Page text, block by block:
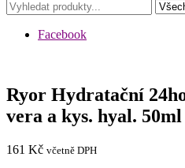
Facebook
Ryor Hydratační
vera a kys. hyal. 50ml
161 Kč včetně DPH